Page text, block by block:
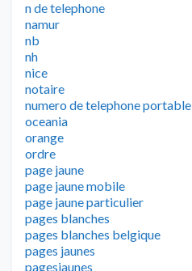
n de telephone
namur
nb
nh
nice
notaire
numero de telephone portable
oceania
orange
ordre
page jaune
page jaune mobile
page jaune particulier
pages blanches
pages blanches belgique
pages jaunes
pagesjaunes